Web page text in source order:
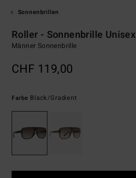
Sonnenbrillen
Roller - Sonnenbrille Unisex
Männer Sonnenbrille
CHF 119,00
Farbe Black/gradient